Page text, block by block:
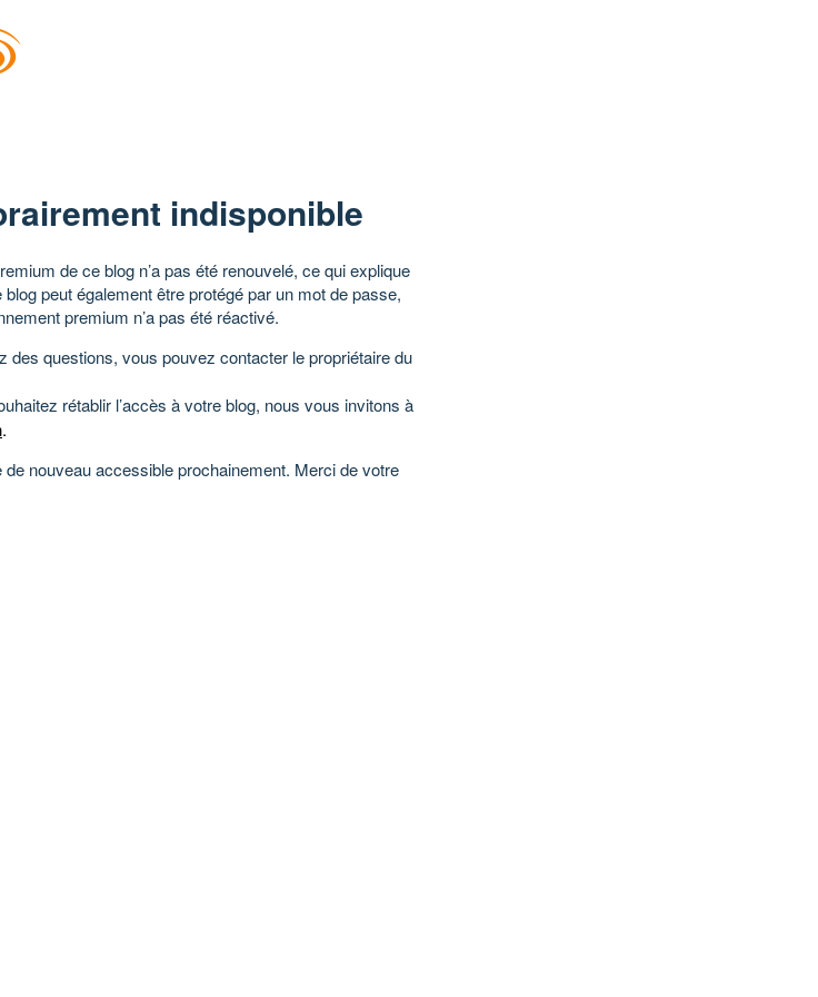
indisponible
de ce blog n’a pas été renouvelé, ce qui explique
peut également être protégé par un mot de passe,
premium n’a pas été réactivé.
des questions, vous pouvez contacter le propriétaire du
rétablir l’accès à votre blog, nous vous invitons à
.
nouveau accessible prochainement. Merci de votre